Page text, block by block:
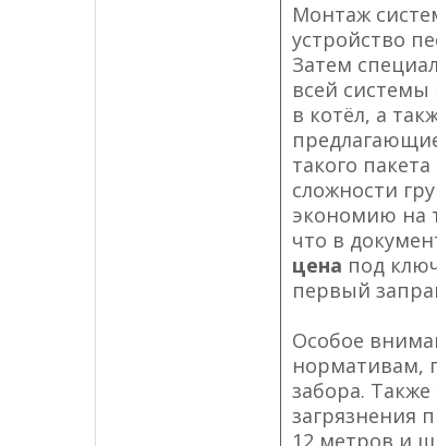
Монтаж
устройство
Затем
всей системы
в котёл, а
такого
сложности
экономию на
что в
цена под
первый
Особое
нормативам,
забора.
загрязнения